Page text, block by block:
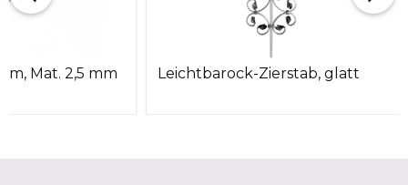
Mat. 2,5 mm Leichtbarock-Zierstab, glatt